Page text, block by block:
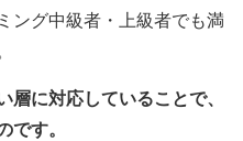
ング中級者・上級者でも満
層に対応していることで、
です。